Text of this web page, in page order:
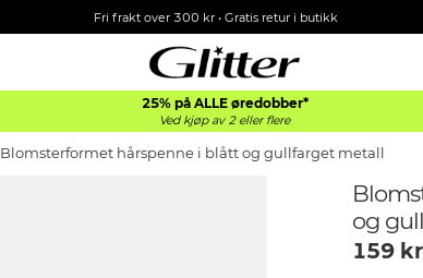
Fri frakt over 300 kr • Gratis retur i butikk
25% på ALLE øredobber*
Ved kjøp av 2 eller flere
Blomsterformet hårspenne i blått og gullfarget metall
og
159kr